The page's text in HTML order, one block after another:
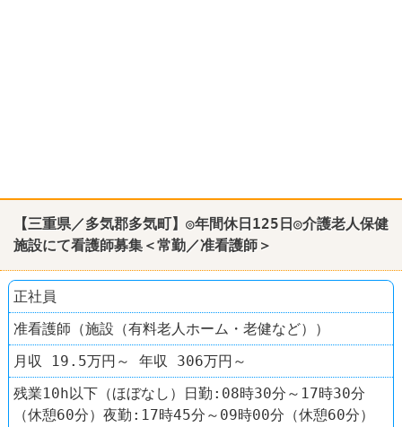
【三重県／多気郡多気町】◎年間休日125日◎介護老人保健
施設にて看護師募集＜常勤／准看護師＞
正社員
准看護師（施設（有料老人ホーム・老健など））
月収 19.5万円～ 年収 306万円～
残業10h以下（ほぼなし）日勤:08時30分～17時30分
（休憩60分）夜勤:17時45分～09時00分（休憩60分）